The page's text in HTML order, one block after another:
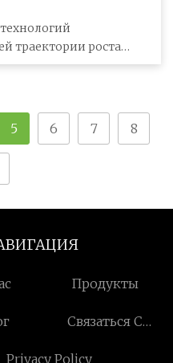
траектории роста
рынка датчиков двойных утечек Wi-Fi. Р
5 6 7 8
Продукты
Связаться С
Privacy Policy